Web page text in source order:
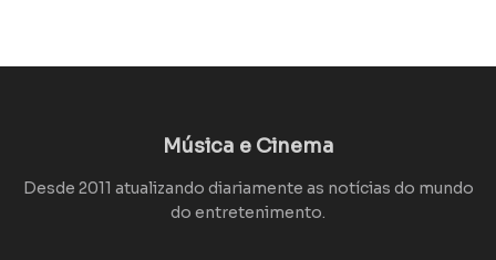
Música e Cinema
Desde 2011 atualizando diariamente as notícias do mundo
do entretenimento.